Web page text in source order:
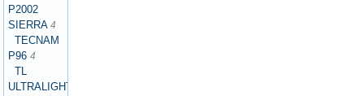
P2002
SIERRA 4
TECNAM
P96 4
TL
ULTRALIGHT